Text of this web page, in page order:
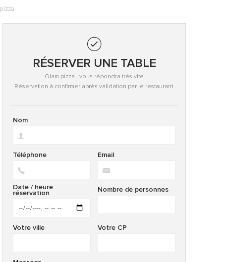
RÉSERVER UNE TABLE
Olam pizza , vous répondra très vite
Réservation à confirmer après validation par le restaurant.
Nom
Email
Téléphone
Nombre de personnes
Date / heure
réservation
Votre CP
Votre ville